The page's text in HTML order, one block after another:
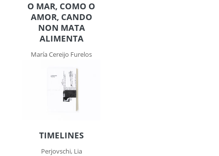
O MAR, COMO O
AMOR, CANDO
NON MATA
ALIMENTA
María Cereijo Furelos
TIMELINES
Perjovschi, Lia